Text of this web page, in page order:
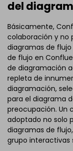
del
Básicamente,
colaboración y no
diagramas de
de flujo en
de diagramación
repleta de
diagramación,
para el diagrama
preocupación. Un
adoptado no solo
diagramas de
grupo interactivas